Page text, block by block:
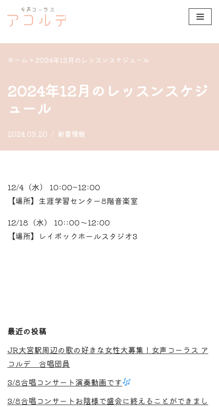
コ
ン
テ
へ
ス
ッ
プ
ホーム » 2024年12月のレッスンスケジュール
2024年12月のレッスンスケジ
ュール
2024.09.20 新着情報
12/4（水） 10:00~12:00
【場所】生涯学習センター8階音楽室
12/18（水） 10::00〜12:00
【場所】レイボックホールスタジオ3
最近の投稿
JR大宮駅周辺の歌の好きな女性大募集！女声コーラス ア
コルデ 合唱団員
3/8合唱コンサート演奏動画です
3/8合唱コンサートお陰様で盛会に終えることができまし